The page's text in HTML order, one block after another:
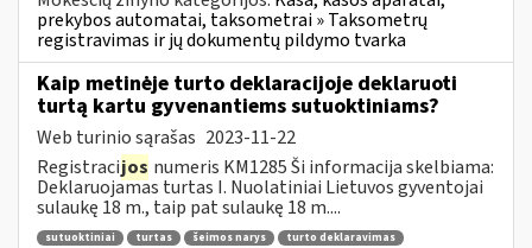
prekybos automatai, taksometrai » Taksometrų
registravimas ir jų dokumentų pildymo tvarka
Kaip metinėje turto deklaracijoje deklaruoti
turtą kartu gyvenantiems sutuoktiniams?
Web turinio sąrašas 2023-11-22
Registracijos numeris KM1285 Ši informacija skelbiama:
Deklaruojamas turtas I. Nuolatiniai Lietuvos gyventojai
sulaukę 18 m., taip pat sulaukę 18 m....
sutuoktiniai turtas šeimos narys
turto deklaravimas